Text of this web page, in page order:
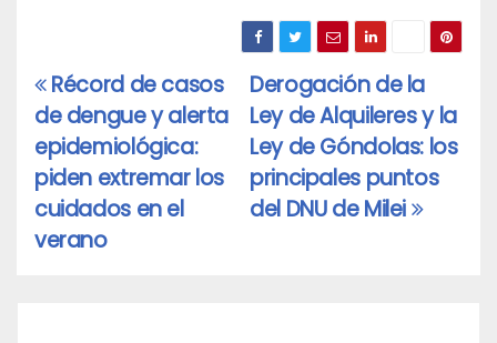
Navegación
de
entradas
Derogación de la
Ley de Alquileres y la
Ley de Góndolas: los
principales puntos
del DNU de Milei
Récord de casos
de dengue y alerta
epidemiológica:
piden extremar los
cuidados en el
verano